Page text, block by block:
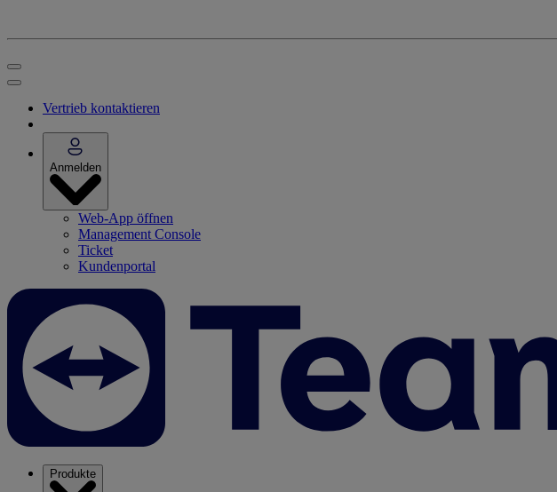
Vertrieb kontaktieren
Anmelden
Web-App öffnen
Management Console
Ticket
Kundenportal
Produkte